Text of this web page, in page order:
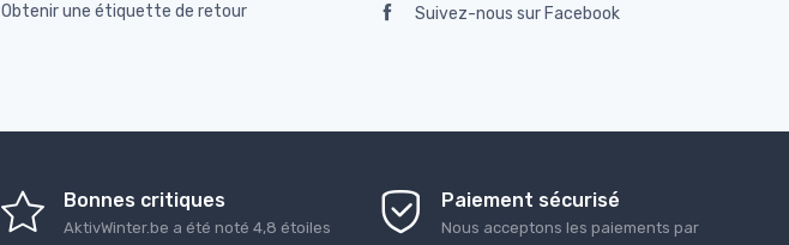
Obtenir une étiquette de retour
Suivez-nous sur Facebook
Bonnes critiques
AktivWinter.be a été noté 4,8 étoiles
Paiement sécurisé
Nous acceptons les paiements par